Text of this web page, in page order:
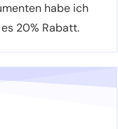
habe ich
20% Rabatt.